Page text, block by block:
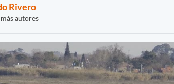
Rivero
autores